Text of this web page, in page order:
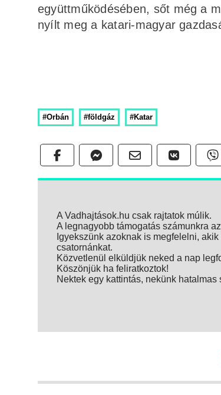
együttműködésében, sőt még a
nyílt meg a katari-magyar
#Orbán #földgáz #Katar
A Vadhajtások.hu csak rajtatok múlik.
A legnagyobb támogatás számunkra
Igyekszünk azoknak is megfelelni,
csatornánkat.
Közvetlenül elküldjük neked a nap
Köszönjük ha feliratkoztok!
Nektek egy kattintás, nekünk hatalmas